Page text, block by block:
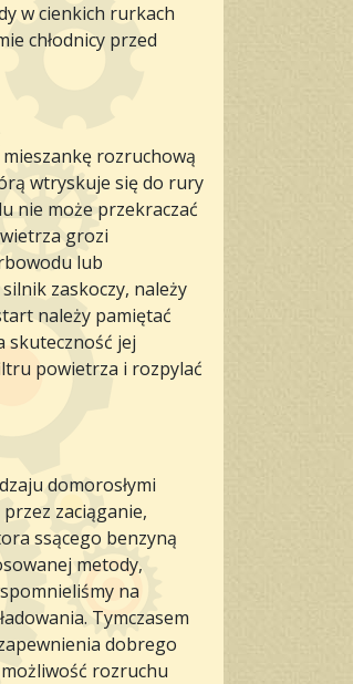
w cienkich rurkach
chłodnicy przed
rozruchową
wtryskuje się do rury
nie może przekraczać
grozi
lub
zaskoczy, należy
należy pamiętać
skuteczność jej
powietrza i rozpylać
domorosłymi
zaciąganie,
ssącego benzyną
metody,
na
Tymczasem
dobrego
rozruchu